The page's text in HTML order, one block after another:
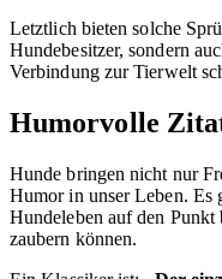
Letztlich bieten solche
Hundebesitzer, sondern
Verbindung zur Tierwelt
Humorvolle
Hunde bringen nicht nur
Humor in unser Leben. Es
Hundeleben auf den
zaubern können.